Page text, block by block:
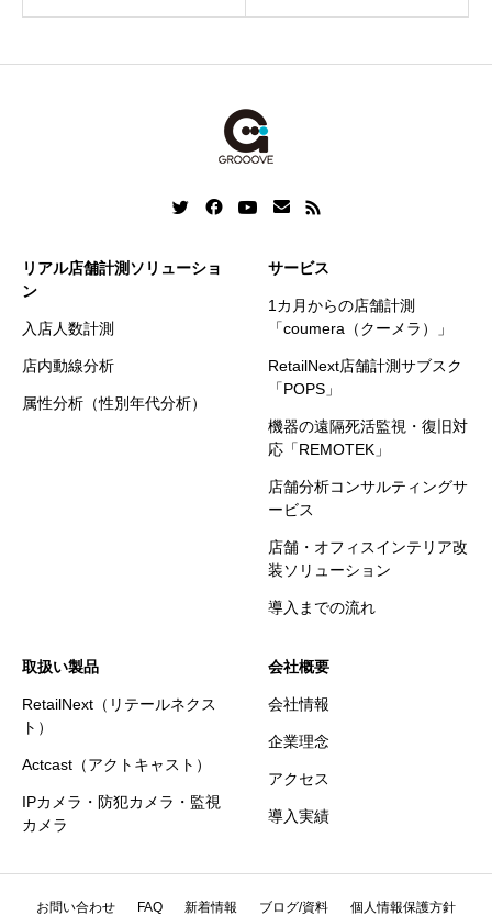
b
e
l
e
t
リアル店舗計測ソリューショ
ン
入店人数計測
店内動線分析
属性分析（性別年代分析）
サービス
1カ月からの店舗計測
「coumera（クーメラ）」
RetailNext店舗計測サブスク
「POPS」
機器の遠隔死活監視・復旧対
応「REMOTEK」
店舗分析コンサルティングサ
ービス
店舗・オフィスインテリア改
装ソリューション
導入までの流れ
取扱い製品
RetailNext（リテールネクス
ト）
Actcast（アクトキャスト）
IPカメラ・防犯カメラ・監視
カメラ
会社概要
会社情報
企業理念
アクセス
導入実績
お問い合わせ FAQ 新着情報 ブログ/資料 個人情報保護方針